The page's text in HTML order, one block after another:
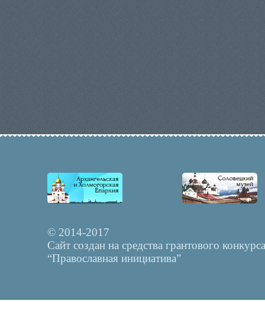
© 2014-2017
Сайт создан на средства грантового конкурса
“Православная инициатива”